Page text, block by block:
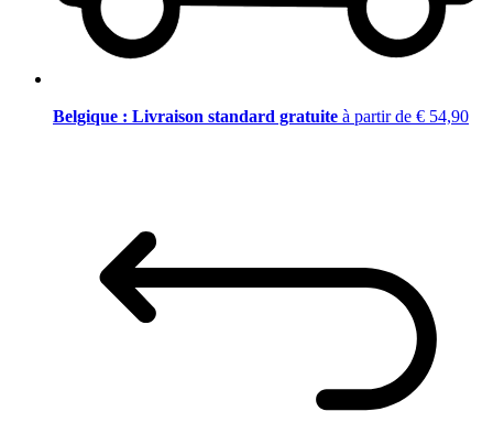
Belgique : Livraison standard gratuite à partir de € 54,90